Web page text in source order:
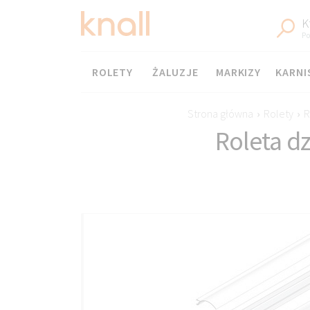
Menu
ROLETY ŻALUZJE MARKIZY
Strona główna › Rolety ›
Roleta